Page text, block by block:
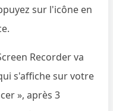
sur l'icône en
Recorder va
s'affiche sur votre
», après 3